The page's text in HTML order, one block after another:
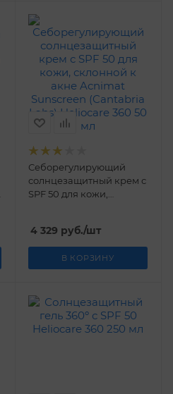
Себорегулирующий
солнцезащитный крем с
SPF 50 для кожи,
(Cantabria Labs)
Heliocare 360 50 мл
4 329 руб./шт
В КОРЗИНУ